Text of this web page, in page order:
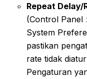
Repeat Delay/
(Control Panel
System
pastikan
rate tidak
Pengaturan